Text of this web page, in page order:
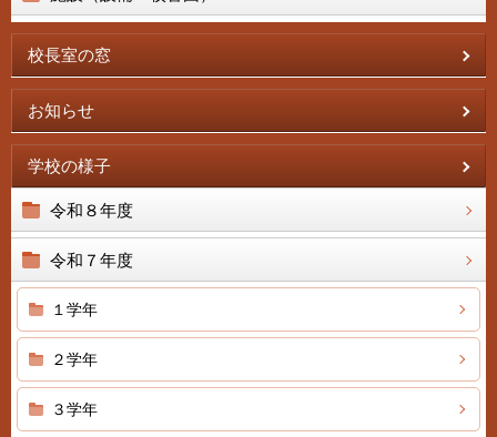
校長室の窓
お知らせ
学校の様子
令和８年度
令和７年度
１学年
２学年
３学年